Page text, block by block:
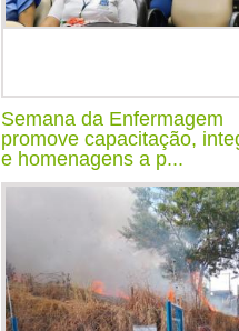
Semana da Enfermagem
promove capacitação,
e homenagens a p...